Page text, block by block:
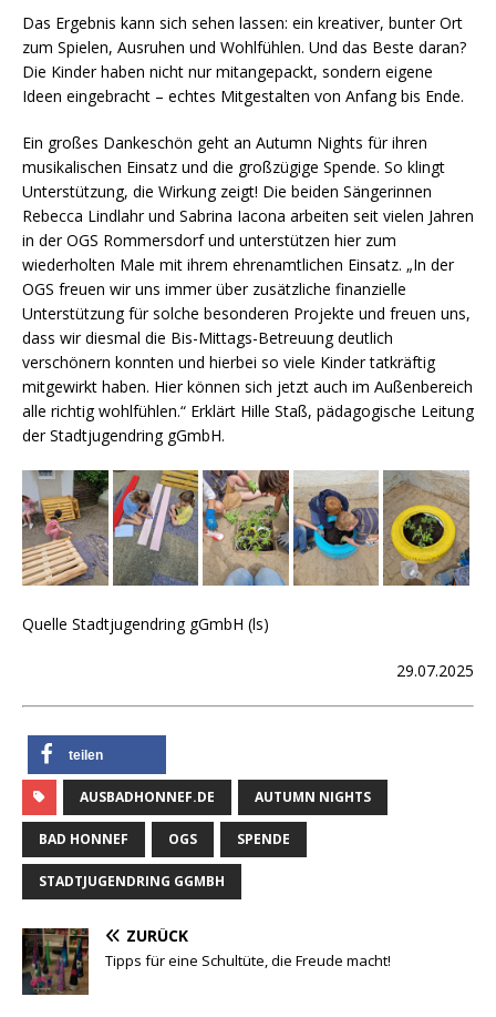
Das Ergebnis kann sich sehen lassen: ein kreativer, bunter Ort
zum Spielen, Ausruhen und Wohlfühlen. Und das Beste daran?
Die Kinder haben nicht nur mitangepackt, sondern eigene
Ideen eingebracht – echtes Mitgestalten von Anfang bis Ende.
Ein großes Dankeschön geht an Autumn Nights für ihren
musikalischen Einsatz und die großzügige Spende. So klingt
Unterstützung, die Wirkung zeigt! Die beiden Sängerinnen
Rebecca Lindlahr und Sabrina Iacona arbeiten seit vielen Jahren
in der OGS Rommersdorf und unterstützen hier zum
wiederholten Male mit ihrem ehrenamtlichen Einsatz. „In der
OGS freuen wir uns immer über zusätzliche finanzielle
Unterstützung für solche besonderen Projekte und freuen uns,
dass wir diesmal die Bis-Mittags-Betreuung deutlich
verschönern konnten und hierbei so viele Kinder tatkräftig
mitgewirkt haben. Hier können sich jetzt auch im Außenbereich
alle richtig wohlfühlen.“ Erklärt Hille Staß, pädagogische Leitung
der Stadtjugendring gGmbH.
Quelle Stadtjugendring gGmbH (ls)
29.07.2025
teilen
AUSBADHONNEF.DE AUTUMN NIGHTS
BAD HONNEF OGS SPENDE
STADTJUGENDRING GGMBH
ZURÜCK
Tipps für eine Schultüte, die Freude macht!